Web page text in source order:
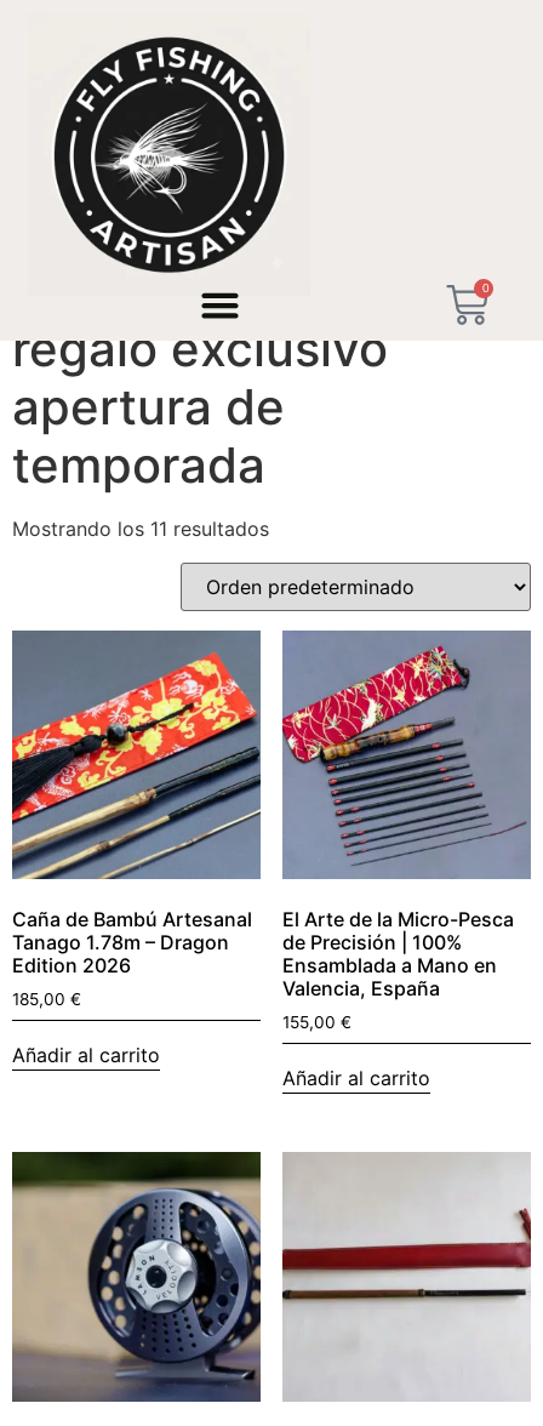
0
/ Productos etiquetados “regalo exclusivo
apertura de temporada”
regalo exclusivo
apertura de
temporada
Mostrando los 11 resultados
Caña de Bambú Artesanal
Tanago 1.78m – Dragon
Edition 2026
185,00 €
Añadir al carrito
El Arte de la Micro-Pesca
de Precisión | 100%
Ensamblada a Mano en
Valencia, España
155,00 €
Añadir al carrito